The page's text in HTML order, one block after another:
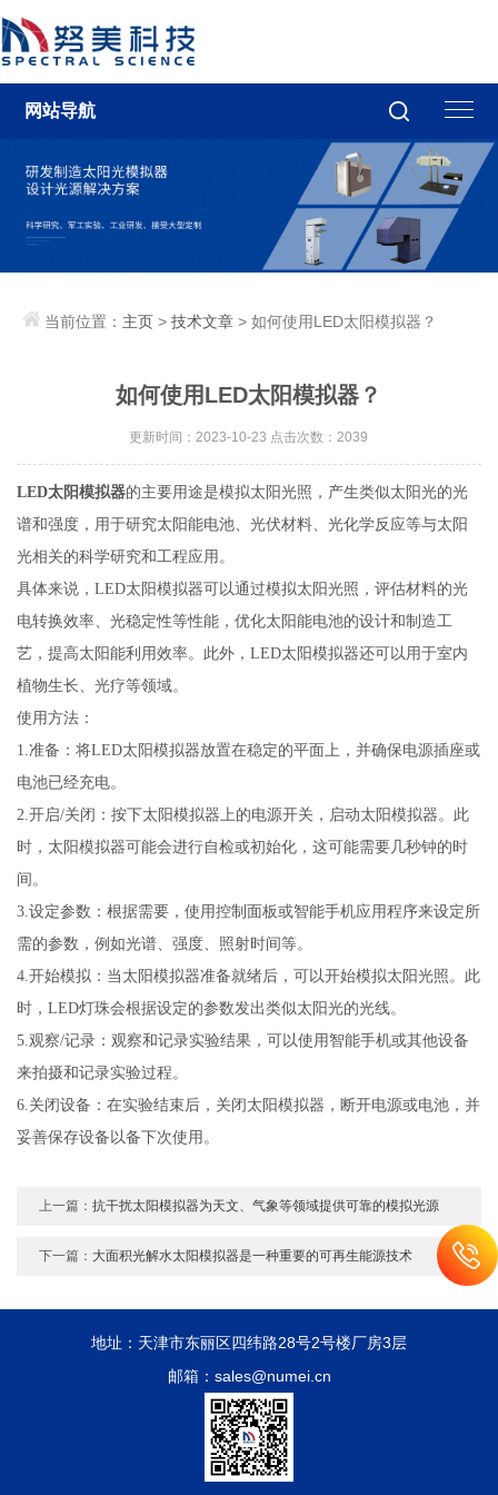
网站导航
当前位置： 主页 >技术文章 > 如何使用LED太阳模拟器？
如何使用LED太阳模拟器？
更新时间：2023-10-23 点击次数：2039
LED太阳模拟器的主要用途是模拟太阳光照，产生类似太阳光的光
谱和强度，用于研究太阳能电池、光伏材料、光化学反应等与太阳
光相关的科学研究和工程应用。
具体来说，LED太阳模拟器可以通过模拟太阳光照，评估材料的光
电转换效率、光稳定性等性能，优化太阳能电池的设计和制造工
艺，提高太阳能利用效率。此外，LED太阳模拟器还可以用于室内
植物生长、光疗等领域。
使用方法：
1.准备：将LED太阳模拟器放置在稳定的平面上，并确保电源插座或
电池已经充电。
2.开启/关闭：按下太阳模拟器上的电源开关，启动太阳模拟器。此
时，太阳模拟器可能会进行自检或初始化，这可能需要几秒钟的时
间。
3.设定参数：根据需要，使用控制面板或智能手机应用程序来设定所
需的参数，例如光谱、强度、照射时间等。
4.开始模拟：当太阳模拟器准备就绪后，可以开始模拟太阳光照。此
时，LED灯珠会根据设定的参数发出类似太阳光的光线。
5.观察/记录：观察和记录实验结果，可以使用智能手机或其他设备
来拍摄和记录实验过程。
6.关闭设备：在实验结束后，关闭太阳模拟器，断开电源或电池，并
妥善保存设备以备下次使用。
上一篇：抗干扰太阳模拟器为天文、气象等领域提供可靠的模拟光源
下一篇： 大面积光解水太阳模拟器是一种重要的可再生能源技术
地址：天津市东丽区四纬路28号2号楼厂房3层
邮箱：sales@numei.cn